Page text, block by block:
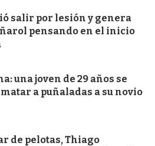
salir por lesión y genera
pensando en el inicio
una joven de 29 años se
a puñaladas a su novio
de pelotas, Thiago